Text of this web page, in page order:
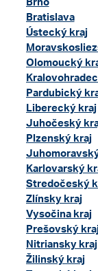
Brno
Bratislava
Ústecký kraj
Olomoucký
Pardubický
Liberecký kraj
Juhočeský
Plzenský kraj
Karlovarský
Stredočeský
Zlínsky kraj
Vysočina kraj
Prešovský kraj
Nitriansky kraj
Žilinský kraj